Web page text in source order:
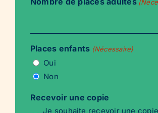
Places enfants (Nécessaire)
Oui
Non
Recevoir une copie
Je souhaite recevoir une